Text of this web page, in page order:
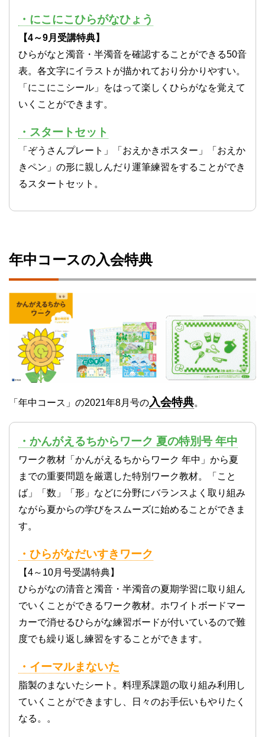
・にこにこひらがなひょう
【4～9月受講特典】
ひらがなと濁音・半濁音を確認することができる50音
表。各文字にイラストが描かれており分かりやすい。
「にこにこシール」をはって楽しくひらがなを覚えて
いくことができます。
・スタートセット
「ぞうさんプレート」「おえかきポスター」「おえか
きペン」の形に親しんだり運筆練習をすることができ
るスタートセット。
年中コースの入会特典
「年中コース」の2021年8月号の入会特典。
・かんがえるちからワーク 夏の特別号 年中
ワーク教材「かんがえるちからワーク 年中」から夏
までの重要問題を厳選した特別ワーク教材。「こと
ば」「数」「形」などに分野にバランスよく取り組み
ながら夏からの学びをスムーズに始めることができま
す。
・ひらがなだいすきワーク
【4～10月号受講特典】
ひらがなの清音と濁音・半濁音の夏期学習に取り組ん
でいくことができるワーク教材。ホワイトボードマー
カーで消せるひらがな練習ボードが付いているので難
度でも繰り返し練習をすることができます。
・イーマルまないた
脂製のまないたシート。料理系課題の取り組み利用し
ていくことができますし、日々のお手伝いもやりたく
なる。。